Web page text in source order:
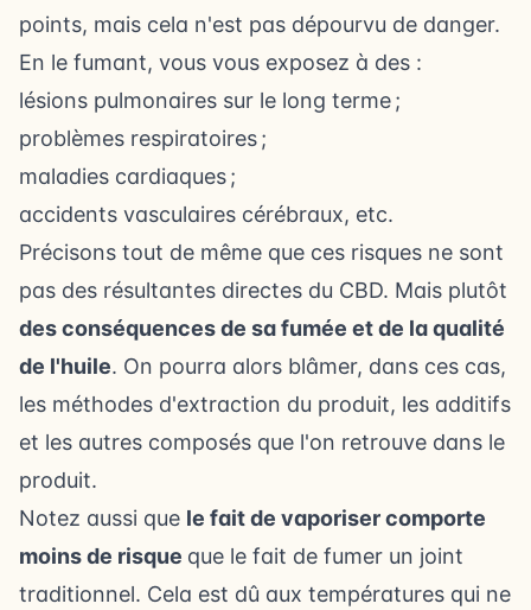
points, mais cela n'est pas dépourvu de danger.
En le fumant, vous vous exposez à des :
lésions pulmonaires sur le long terme ;
problèmes respiratoires ;
maladies cardiaques ;
accidents vasculaires cérébraux, etc.
Précisons tout de même que ces risques ne sont
pas des résultantes directes du CBD. Mais plutôt
des conséquences de sa fumée et de la qualité
de l'huile. On pourra alors blâmer, dans ces cas,
les méthodes d'extraction du produit, les additifs
et les autres composés que l'on retrouve dans le
produit.
Notez aussi que le fait de vaporiser comporte
moins de risque que le fait de fumer un joint
traditionnel. Cela est dû aux températures qui ne